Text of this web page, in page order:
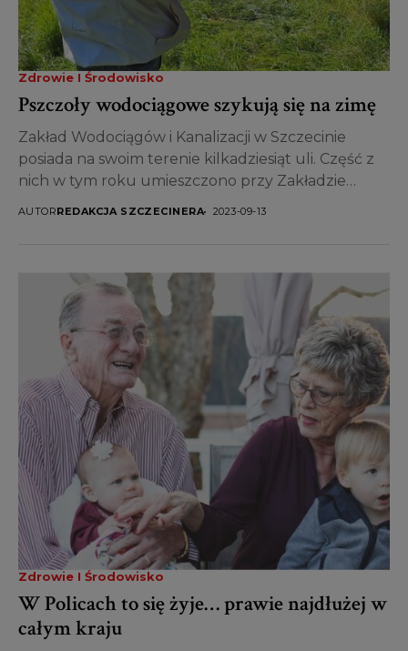
Zdrowie I Środowisko
Pszczoły wodociągowe szykują się na zimę
Zakład Wodociągów i Kanalizacji w Szczecinie
posiada na swoim terenie kilkadziesiąt uli. Część z
nich w tym roku umieszczono przy Zakładzie
AUTORREDAKCJA SZCZECINERA 2023-09-13
Zdrowie I Środowisko
W Policach to się żyje… prawie najdłużej w
całym kraju